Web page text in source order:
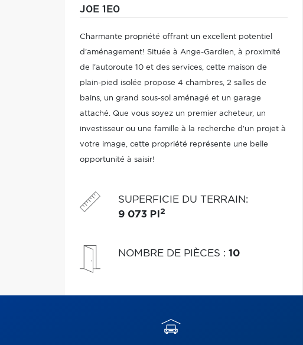
J0E 1E0
Charmante propriété offrant un excellent potentiel
d'aménagement! Située à Ange-Gardien, à proximité
de l'autoroute 10 et des services, cette maison de
plain-pied isolée propose 4 chambres, 2 salles de
bains, un grand sous-sol aménagé et un garage
attaché. Que vous soyez un premier acheteur, un
investisseur ou une famille à la recherche d'un projet à
votre image, cette propriété représente une belle
opportunité à saisir!
SUPERFICIE DU TERRAIN:
9 073 PI 2
NOMBRE DE PIÈCES : 10